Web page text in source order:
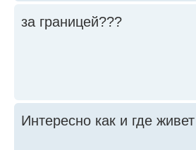
за границей???
Интересно как и где